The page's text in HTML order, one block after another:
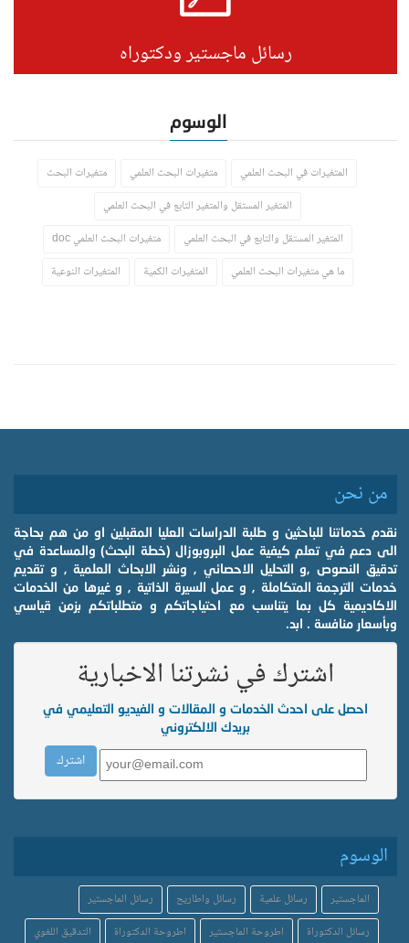
رسائل ماجستير ودكتوراه
الوسوم
المتغيرات في البحث العلمي متغيرات البحث العلمي
متغيرات البحث
المتغير المستقل والمتغير التابع في البحث العلمي
المتغير المستقل والتابع في البحث العلمي
متغيرات البحث العلمي doc
ما هي متغيرات البحث العلمي
المتغيرات الكمية المتغيرات النوعية
من نحن
نقدم خدماتنا للباحثين و طلبة الدراسات العليا المقبلين او من هم بحاجة
الى دعم في تعلم كيفية عمل البروبوزال (خطة البحث) والمساعدة في
تدقيق النصوص ,و التحليل الاحصائي , ونشر الابحاث العلمية , و تقديم
خدمات الترجمة المتكاملة , و عمل السيرة الذاتية , و غيرها من الخدمات
الاكاديمية كل بما يتناسب مع احتياجاتكم و متطلباتكم بزمن قياسي
وبأسعار منافسة . ابد.
اشترك في نشرتنا الاخبارية
احصل على احدث الخدمات و المقالات و الفيديو التعليمي في
بريدك الالكتروني
الوسوم
الماجستير رسائل علمية رسائل واطاريح
رسائل الماجستير
رسائل الدكتوراة
اطروحة الماجستير اطروحة الدكتوراة التدقيق اللغوي